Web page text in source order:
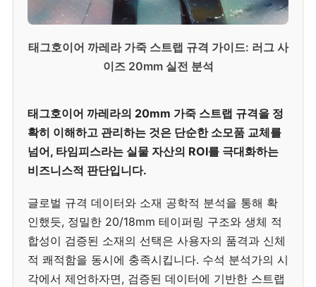
태그호이어 까레라 가죽 스트랩 규격 가이드: 러그 사
이즈 20mm 실전 분석
태그호이어 까레라의 20mm 가죽 스트랩 규격을 정
확히 이해하고 관리하는 것은 단순한 소모품 교체를
넘어, 타임피스라는 실물 자산의 ROI를 극대화하는
비즈니스적 판단입니다.
글로벌 규격 데이터와 소재 공학적 분석을 통해 확
인했듯, 정밀한 20/18mm 테이퍼링 구조와 생체 적
합성이 검증된 소재의 선택은 사용자의 품격과 신체
적 쾌적함을 동시에 충족시킵니다. 수석 분석가의 시
각에서 제언하자면, 검증된 데이터에 기반한 스트랩